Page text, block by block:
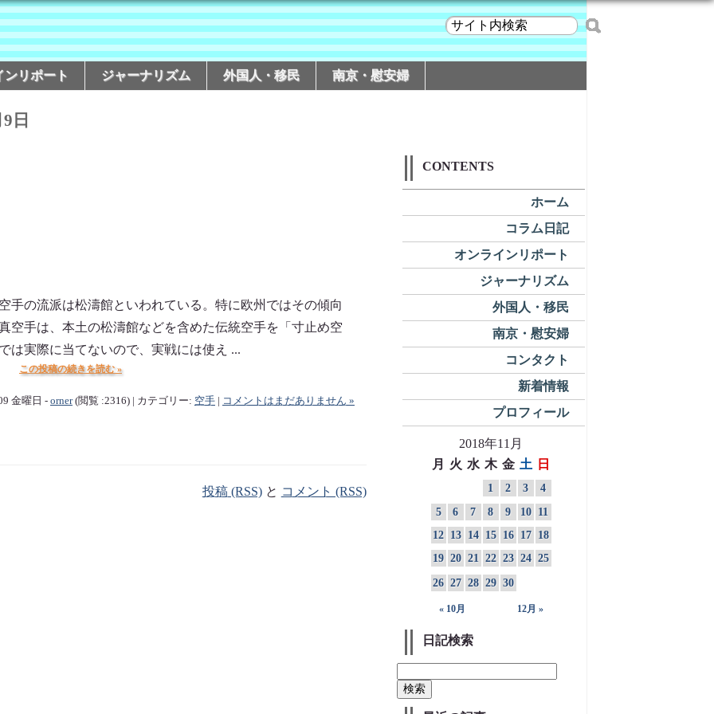
ンリポート ジャーナリズム 外国人・移民 南京・慰安婦
日
手の流派は松濤館といわれている。特に欧州ではその傾向
空手は、本土の松濤館などを含めた伝統空手を「寸止め空
は実際に当てないので、実戦には使え ...
この投稿の続きを読む »
金曜日 - orner(閲覧 :2316) | カテゴリー: 空手| コメントはまだありません »
投稿 (RSS)と コメント (RSS)
CONTENTS
ホーム
コラム日記
オンラインリポート
ジャーナリズム
外国人・移民
南京・慰安婦
コンタクト
新着情報
プロフィール
2018年11月
月 火 水 木 金 土 日
« 10月 12月 »
1 2 3
4
5
6 7 8 9 10
11
12 13 14 15 16 17
18
19 20 21 22 23 24 25
26 27 28 29 30
日記検索